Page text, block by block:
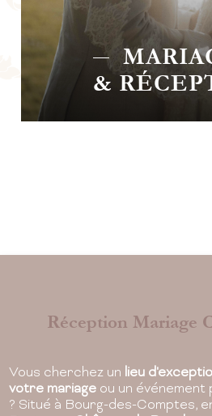
Nous vous
à l'ambiance
Réception Mariage
Vous cherchez un lieu
votre mariage ou un
? Situé à Bourg-des-Comptes,